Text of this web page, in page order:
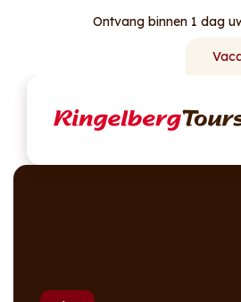
Ontvang binnen 1 dag